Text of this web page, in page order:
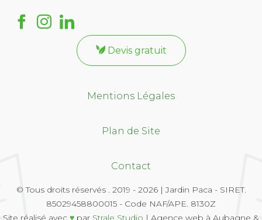
Devis gratuit
Mentions Légales
Plan de Site
Contact
© Tous droits réservés . 2019 - 2026 | Jardin Paca - SIRET.
85029458800015 - Code NAF/APE. 8130Z
Site réalisé avec ♥ par Strale Studio | Agence web à Aubagne &